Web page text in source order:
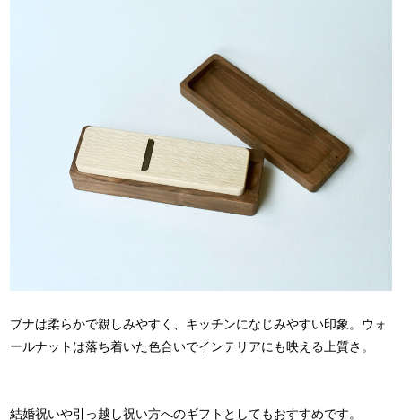
ブナは柔らかで親しみやすく、キッチンになじみやすい印象。ウォ
ールナットは落ち着いた色合いでインテリアにも映える上質さ。
結婚祝いや引っ越し祝い方へのギフトとしてもおすすめです。